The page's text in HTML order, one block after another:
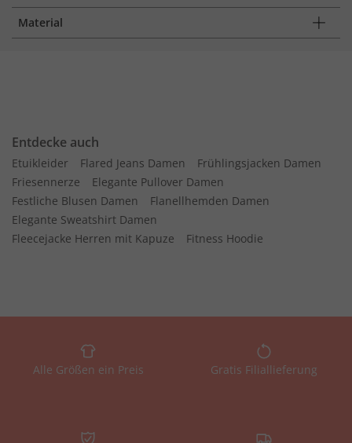
Material
Entdecke auch
Etuikleider Flared Jeans Damen
Frühlingsjacken Damen
Friesennerze
Elegante Pullover Damen
Festliche Blusen Damen
Flanellhemden Damen
Elegante Sweatshirt Damen
Fleecejacke Herren mit Kapuze
Fitness Hoodie
Alle Größen ein Preis Gratis Filiallieferung